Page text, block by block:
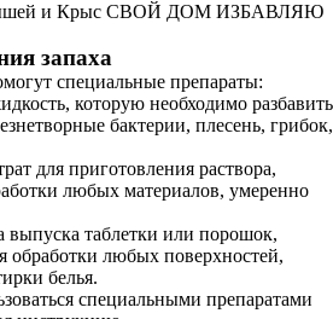
и Крыс СВОЙ ДОМ ИЗБАВЛЯЮ
запаха
специальные препараты:
которую необходимо разбавить
бактерии, плесень, грибок,
для приготовления раствора,
любых материалов, умеренно
выпуска таблетки или порошок,
обработки любых поверхностей,
белья.
специальными препаратами